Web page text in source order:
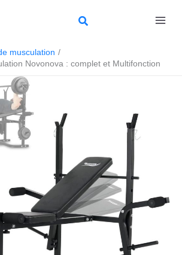
musculation
Novonova : complet et Multifonction